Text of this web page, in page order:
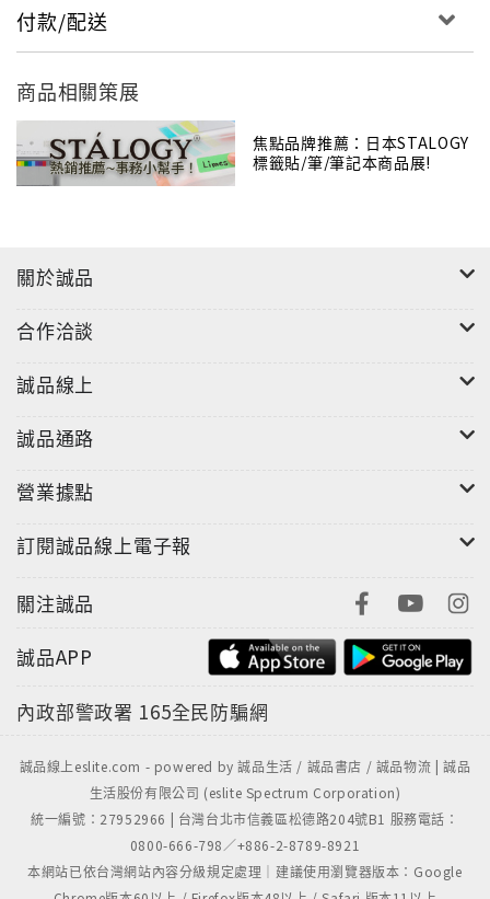
觀。
付款/配送
商品相關策展
焦點品牌推薦：日本STALOGY
標籤貼/筆/筆記本商品展!
關於誠品
合作洽談
誠品線上
誠品通路
營業據點
訂閱誠品線上電子報
關注誠品
誠品APP
內政部警政署 165全民防騙網
誠品線上eslite.com - powered by 誠品生活 / 誠品書店 / 誠品物流 | 誠品
生活股份有限公司 (eslite Spectrum Corporation)
統一編號：27952966 | 台灣台北市信義區松德路204號B1 服務電話：
0800-666-798／+886-2-8789-8921
本網站已依台灣網站內容分級規定處理｜建議使用瀏覽器版本：Google